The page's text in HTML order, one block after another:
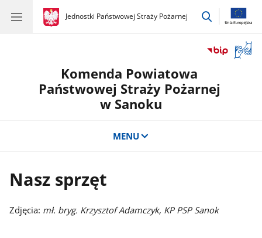
gov.pl
Jednostki Państwowej Straży Pożarnej
gov.pl
Jednostki
przejdź
okno
Komenda Powiatowa
Państwowej Straży Pożarnej
w Sanoku
MENU
Nasz sprzęt
Zdjęcia: mł. bryg. Krzysztof Adamczyk, KP PSP Sanok